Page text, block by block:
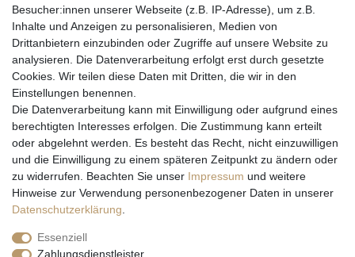
Wir versenden mit
Besucher:innen unserer Webseite (z.B. IP-Adresse), um z.B.
Inhalte und Anzeigen zu personalisieren, Medien von
Drittanbietern einzubinden oder Zugriffe auf unsere Website zu
analysieren. Die Datenverarbeitung erfolgt erst durch gesetzte
Cookies. Wir teilen diese Daten mit Dritten, die wir in den
Einstellungen benennen.
Die Datenverarbeitung kann mit Einwilligung oder aufgrund eines
berechtigten Interesses erfolgen. Die Zustimmung kann erteilt
oder abgelehnt werden. Es besteht das Recht, nicht einzuwilligen
und die Einwilligung zu einem späteren Zeitpunkt zu ändern oder
zu widerrufen. Beachten Sie unser Impressum und weitere
Hinweise zur Verwendung personenbezogener Daten in unserer
Daten­schutz­erklärung
Essenziell
Zahlungsdienstleister